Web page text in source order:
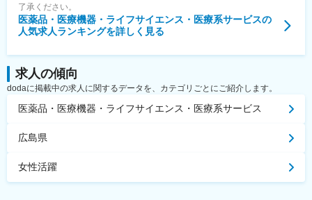
了承ください。
医薬品・医療機器・ライフサイエンス・医療系サービスの
人気求人ランキングを詳しく見る
求人の傾向
dodaに掲載中の求人に関するデータを、カテゴリごとにご紹介します。
医薬品・医療機器・ライフサイエンス・医療系サービス
広島県
女性活躍